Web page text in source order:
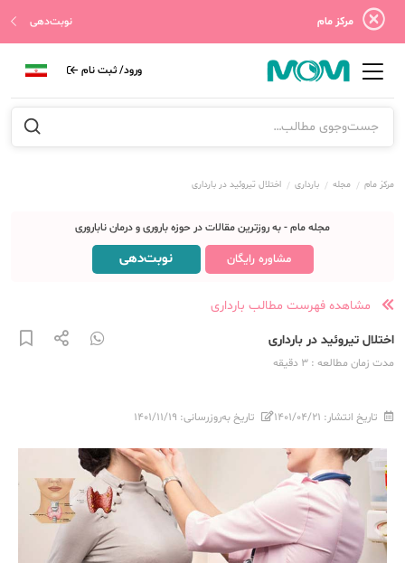
مرکز مام نوبت‌دهی
ورود/ ثبت نام
مرکز مام مجله بارداری اختلال تیروئید در بارداری
مجله مام - به روزترین مقالات در حوزه باروری و درمان ناباروری
مشاوره رایگان نوبت‌دهی
مشاهده فهرست مطالب بارداری
اختلال تیروئید در بارداری
مدت زمان مطالعه : 3 دقیقه
تاریخ انتشار: ۱۴۰۱/۰۴/۲۱ تاریخ به‌روزرسانی: ۱۴۰۱/۱۱/۱۹